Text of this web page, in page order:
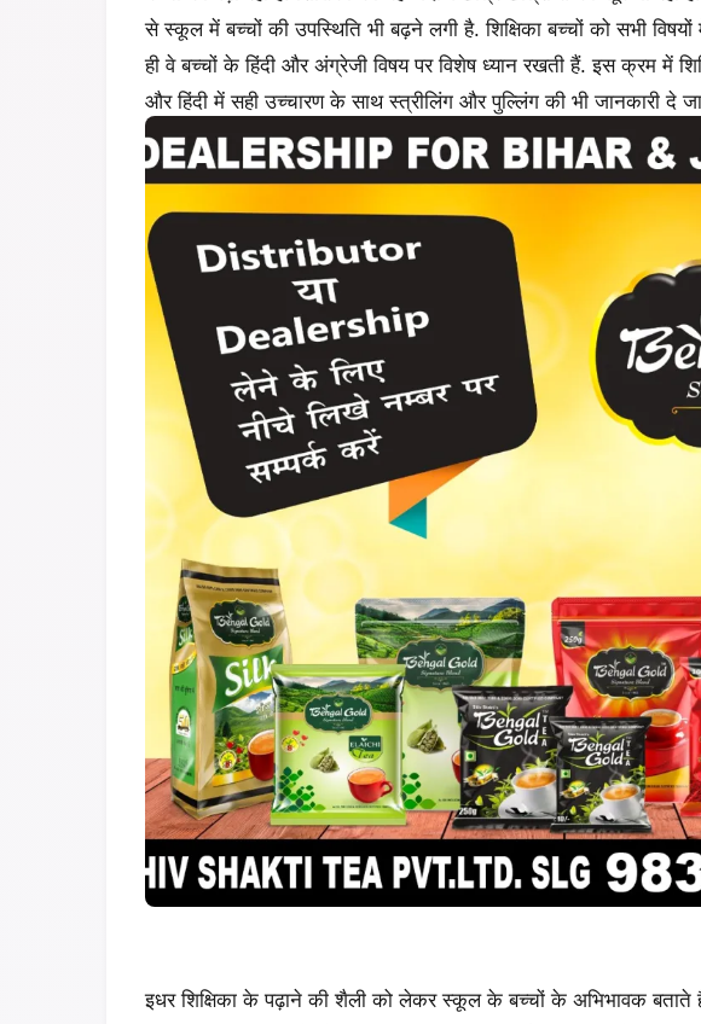
से स्कूल में बच्चों की उपस्थिति भी बढ़ने लगी है. शिक्षिका बच्चों को सभी
ही वे बच्चों के हिंदी और अंग्रेजी विषय पर विशेष ध्यान रखती हैं. इस क्रम में
और हिंदी में सही उच्चारण के साथ स्त्रीलिंग और पुल्लिंग की भी जानकारी दे
इधर शिक्षिका के पढ़ाने की शैली को लेकर स्कूल के बच्चों के अभिभावक बताते